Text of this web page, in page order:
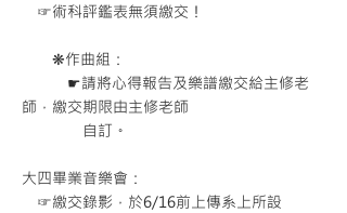
☞術科評鑑表無須繳交！
❋作曲組：
☛請將心得報告及樂譜繳交給主修老
師，繳交期限由主修老師
自訂。
大四畢業音樂會：
☞繳交錄影，於6/16前上傳系上所設